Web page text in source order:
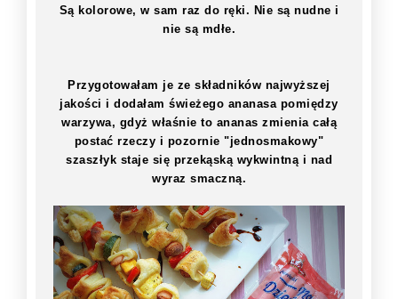
Są kolorowe, w sam raz do ręki. Nie są nudne i
nie są mdłe.
Przygotowałam je ze składników najwyższej
jakości i dodałam świeżego ananasa pomiędzy
warzywa, gdyż właśnie to ananas zmienia całą
postać rzeczy i pozornie "jednosmakowy"
szaszłyk staje się przekąską wykwintną i nad
wyraz smaczną.